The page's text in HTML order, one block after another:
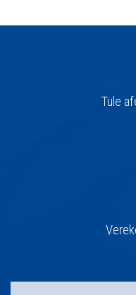
navigatsioon
Tule